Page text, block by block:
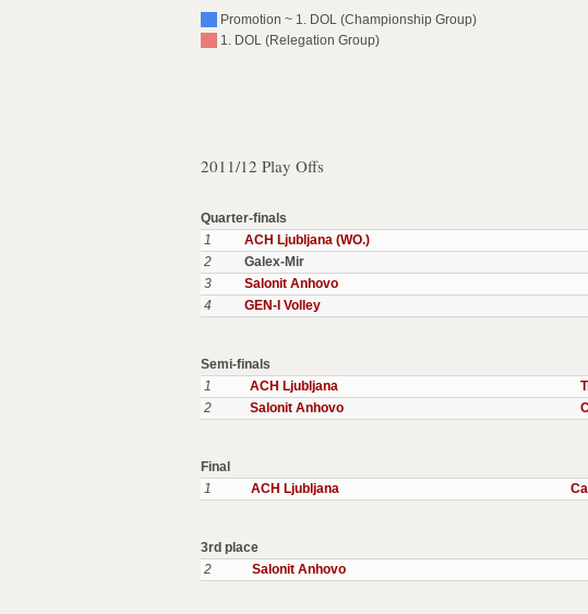
Promotion ~ 1. DOL (Championship Group)
1. DOL (Relegation Group)
2011/12 Play Offs
Quarter-finals
1
ACH Ljubljana (WO.)
2
Galex-Mir
3
Salonit Anhovo
4
GEN-I Volley
Semi-finals
1
ACH Ljubljana
2
Salonit Anhovo
Final
1
ACH Ljubljana
3rd place
2
Salonit Anhovo